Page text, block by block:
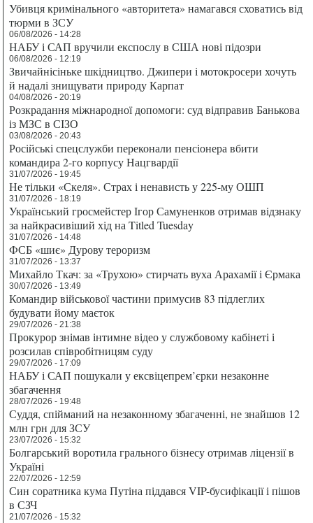
Убивця кримінального «авторитета» намагався сховатись від
тюрми в ЗСУ
06/08/2026 - 14:28
НАБУ і САП вручили експослу в США нові підозри
06/08/2026 - 12:19
Звичайнісіньке шкідництво. Джипери і мотокросери хочуть
й надалі знищувати природу Карпат
04/08/2026 - 20:19
Розкрадання міжнародної допомоги: суд відправив Банькова
із МЗС в СІЗО
03/08/2026 - 20:43
Російські спецслужби переконали пенсіонера вбити
командира 2-го корпусу Нацгвардії
31/07/2026 - 19:45
Не тільки «Скеля». Страх і ненависть у 225-му ОШП
31/07/2026 - 18:19
Український гросмейстер Ігор Самуненков отримав відзнаку
за найкрасивіший хід на Titled Tuesday
31/07/2026 - 14:48
ФСБ «шиє» Дурову тероризм
31/07/2026 - 13:37
Михайло Ткач: за «Трухою» стирчать вуха Арахамії і Єрмака
30/07/2026 - 13:49
Командир військової частини примусив 83 підлеглих
будувати йому маєток
29/07/2026 - 21:38
Прокурор знімав інтимне відео у службовому кабінеті і
розсилав співробітницям суду
29/07/2026 - 17:09
НАБУ і САП пошукали у ексвіцепрем’єрки незаконне
збагачення
28/07/2026 - 19:48
Суддя, спійманий на незаконному збагаченні, не знайшов 12
млн грн для ЗСУ
23/07/2026 - 15:32
Болгарський воротила грального бізнесу отримав ліцензії в
Україні
22/07/2026 - 12:59
Син соратника кума Путіна піддався VIP-бусифікації і пішов
в СЗЧ
21/07/2026 - 15:32